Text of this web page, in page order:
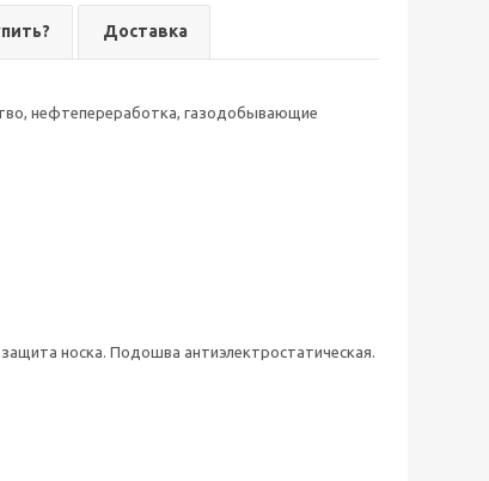
Доставка
нефтепереработка, газодобывающие
носка. Подошва антиэлектростатическая.